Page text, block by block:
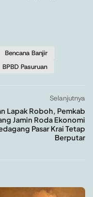
Bencana Banjir
BPBD Pasuruan
Selanjutnya
Lapak Roboh, Pemkab
Jamin Roda Ekonomi
Pasar Krai Tetap
Berputar